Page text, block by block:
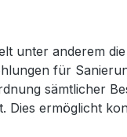
unter anderem
für
sämtlicher
Dies ermöglicht